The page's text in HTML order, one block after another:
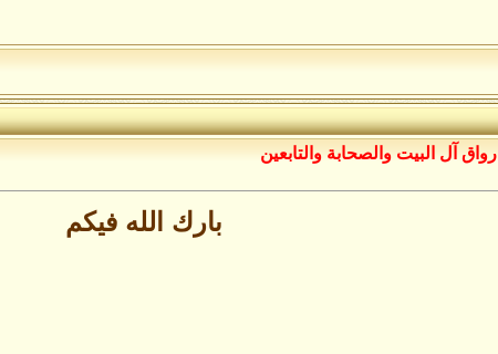
رواق آل البيت والصحابة والتابعين
بارك الله فيكم